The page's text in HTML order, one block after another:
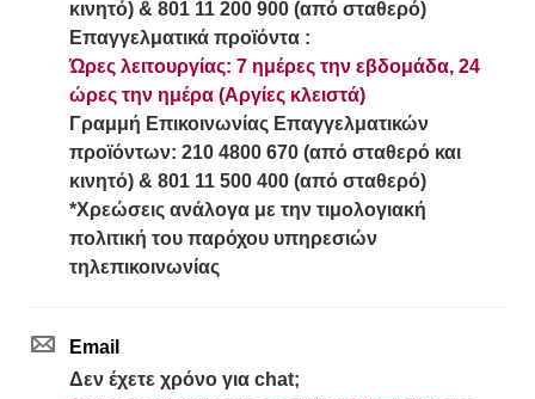
κινητό) & 801 11 200 900 (από σταθερό)
Επαγγελματικά προϊόντα :
Ώρες λειτουργίας: 7 ημέρες την εβδομάδα, 24
ώρες την ημέρα (Αργίες κλειστά)
Γραμμή Eπικοινωνίας Επαγγελματικών
προϊόντων: 210 4800 670 (από σταθερό και
κινητό) & 801 11 500 400 (από σταθερό)
*Χρεώσεις ανάλογα με την τιμολογιακή
πολιτική του παρόχου υπηρεσιών
τηλεπικοινωνίας
Email
Δεν έχετε χρόνο για chat;